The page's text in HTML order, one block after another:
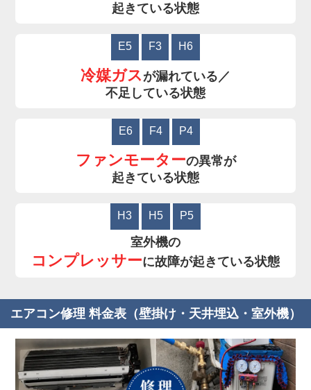
起きている状態
E5 F3 H6
冷媒ガス が漏れている／
不足している状態
E6 F4 P4
ファンモーターの異常が
起きている状態
H3 H5 P5
室外機の
コンプレッサーに故障が起きている状態
エアコン修理 料金表（壁掛け・天井埋込・室外機）